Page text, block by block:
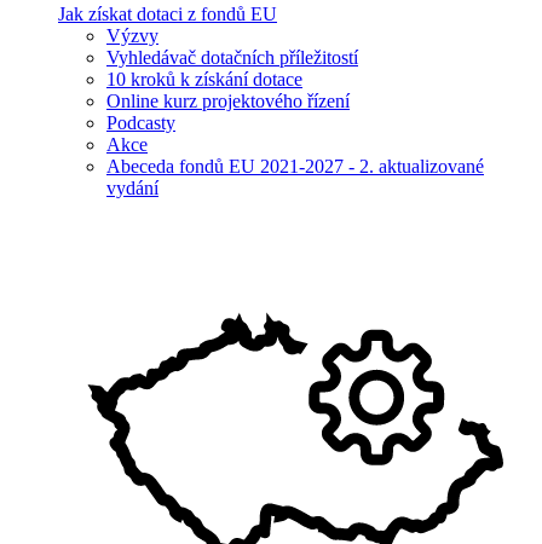
Jak získat dotaci z fondů EU
Výzvy
Vyhledávač dotačních příležitostí
10 kroků k získání dotace
Online kurz projektového řízení
Podcasty
Akce
Abeceda fondů EU 2021-2027 - 2. aktualizované
vydání